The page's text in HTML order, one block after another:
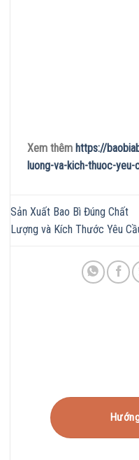
Xem thêm https://
luong-va-kich-thuoc-yeu-
Sản Xuất Bao Bì Đúng Chất
Lượng và Kích Thước Yêu